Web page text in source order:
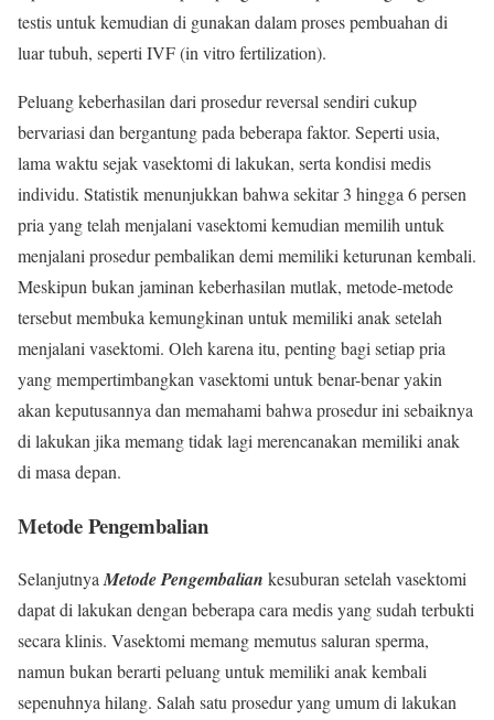
testis untuk kemudian di gunakan dalam proses pembuahan di
luar tubuh, seperti IVF (in vitro fertilization).
Peluang keberhasilan dari prosedur reversal sendiri cukup
bervariasi dan bergantung pada beberapa faktor. Seperti usia,
lama waktu sejak vasektomi di lakukan, serta kondisi medis
individu. Statistik menunjukkan bahwa sekitar 3 hingga 6 persen
pria yang telah menjalani vasektomi kemudian memilih untuk
menjalani prosedur pembalikan demi memiliki keturunan kembali.
Meskipun bukan jaminan keberhasilan mutlak, metode-metode
tersebut membuka kemungkinan untuk memiliki anak setelah
menjalani vasektomi. Oleh karena itu, penting bagi setiap pria
yang mempertimbangkan vasektomi untuk benar-benar yakin
akan keputusannya dan memahami bahwa prosedur ini sebaiknya
di lakukan jika memang tidak lagi merencanakan memiliki anak
di masa depan.
Metode Pengembalian
SelanjutnyaMetode Pengembalian kesuburan setelah vasektomi
dapat di lakukan dengan beberapa cara medis yang sudah terbukti
secara klinis. Vasektomi memang memutus saluran sperma,
namun bukan berarti peluang untuk memiliki anak kembali
sepenuhnya hilang. Salah satu prosedur yang umum di lakukan